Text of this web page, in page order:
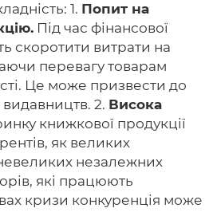
1. Попит на
Під час фінансової
скоротити витрати на
перевагу товарам
Це може призвести до
2. Висока
книжкової продукції
як великих
незалежних
які працюють
кризи конкуренція може
Вхiд